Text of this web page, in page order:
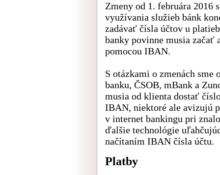
Zmeny od 1. februára 2016
využívania služieb bánk
zadávať čísla účtov u
banky povinne musia
pomocou IBAN.
S otázkami o zmenách
banku, ČSOB, mBank a
musia od klienta dostať
IBAN, niektoré ale avizujú
v internet bankingu pri
ďalšie technológie
načítaním IBAN čísla účtu.
Platby